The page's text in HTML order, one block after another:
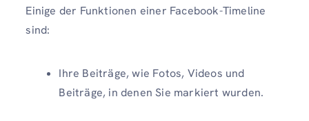
Einige der Funktionen einer Facebook-Timeline
sind:
Ihre Beiträge, wie Fotos, Videos und
Beiträge, in denen Sie markiert wurden.